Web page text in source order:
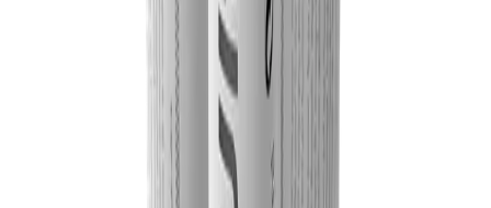
pièce. Flexi Glue Ultra a été conçu en collaboration avec les
principaux professionnels de l'industrie chimique. Les tests ont
révélé une excellente résistance et polyvalence lorsqu'ils sont
appliqués à une gamme de matériaux.